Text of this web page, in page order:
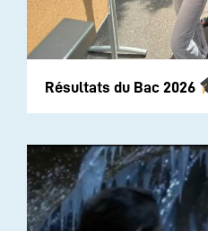
Résultats du Bac 2026